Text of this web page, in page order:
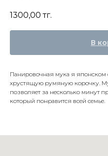
1300,00 тг.
В
Панировочная мука я японском
хрустящую румяную корочку.
позволяет за несколько минут
который понравится всей семье.